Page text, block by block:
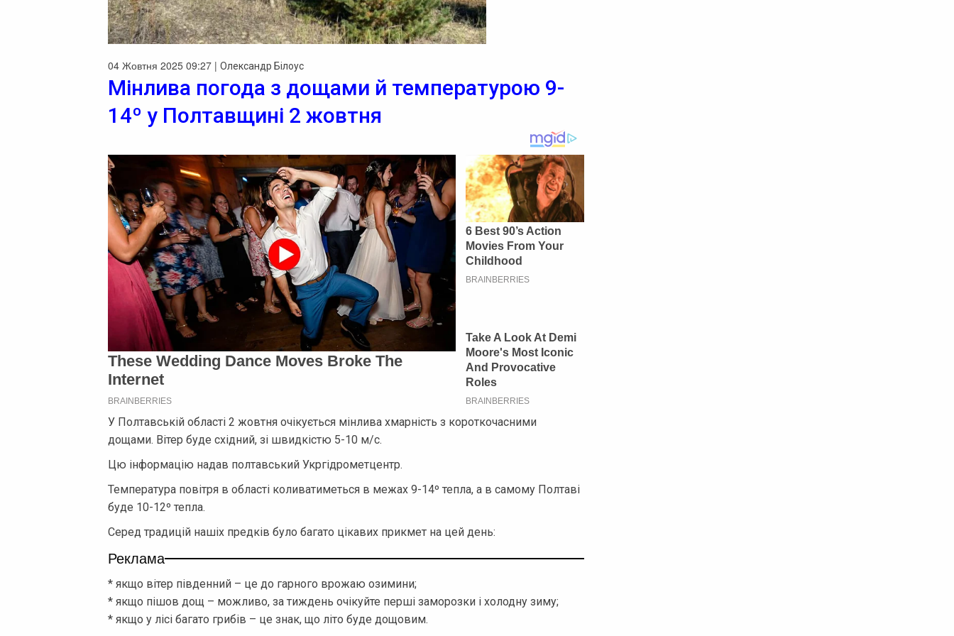
04 Жовтня 2025 09:27 | Олександр Білоус
Мінлива погода з дощами й температурою 9-
14º у Полтавщині 2 жовтня
У Полтавській області 2 жовтня очікується мінлива хмарність з короткочасними
дощами. Вітер буде східний, зі швидкістю 5-10 м/с.
Цю інформацію надав полтавський Укргідрометцентр.
Температура повітря в області коливатиметься в межах 9-14º тепла, а в самому Полтаві
буде 10-12º тепла.
Серед традицій нашіх предків було багато цікавих прикмет на цей день:
Реклама
* якщо вітер південний – це до гарного врожаю озимини;
* якщо пішов дощ – можливо, за тиждень очікуйте перші заморозки і холодну зиму;
* якщо у лісі багато грибів – це знак, що літо буде дощовим.